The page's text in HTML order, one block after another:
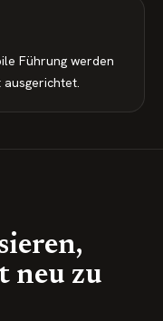
Führung werden
neu zu